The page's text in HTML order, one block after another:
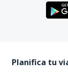
Planifica tu